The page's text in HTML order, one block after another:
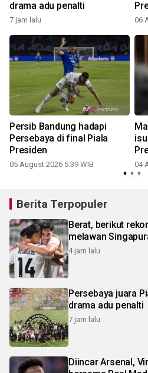
drama adu penalti
7 jam lalu 06
Persib Bandung hadapi
Persebaya di final Piala
Presiden
05 August 2026 5:39 WIB 04
Berita Terpopuler
Berat, berikut
melawan
4 jam lalu
Persebaya juara
drama adu penalti
7 jam lalu
Diincar Arsenal, Vinicius